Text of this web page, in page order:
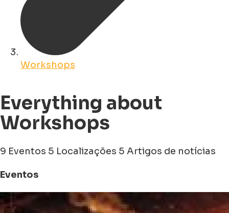
Workshops
Everything about
Workshops
9 Eventos 5 Localizações 5 Artigos de notícias
Eventos